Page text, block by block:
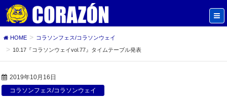
HOME
コラソンフェス/コラソンウェイ
10.17『コラソンウェイvol.77』タイムテーブル発表
2019年10月16日
コラソンフェス/コラソンウェイ